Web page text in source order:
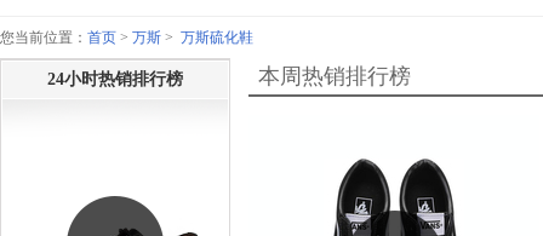
您当前位置： 首页 > 万斯 > 万斯硫化鞋
24小时热销排行榜 本周热销排行榜